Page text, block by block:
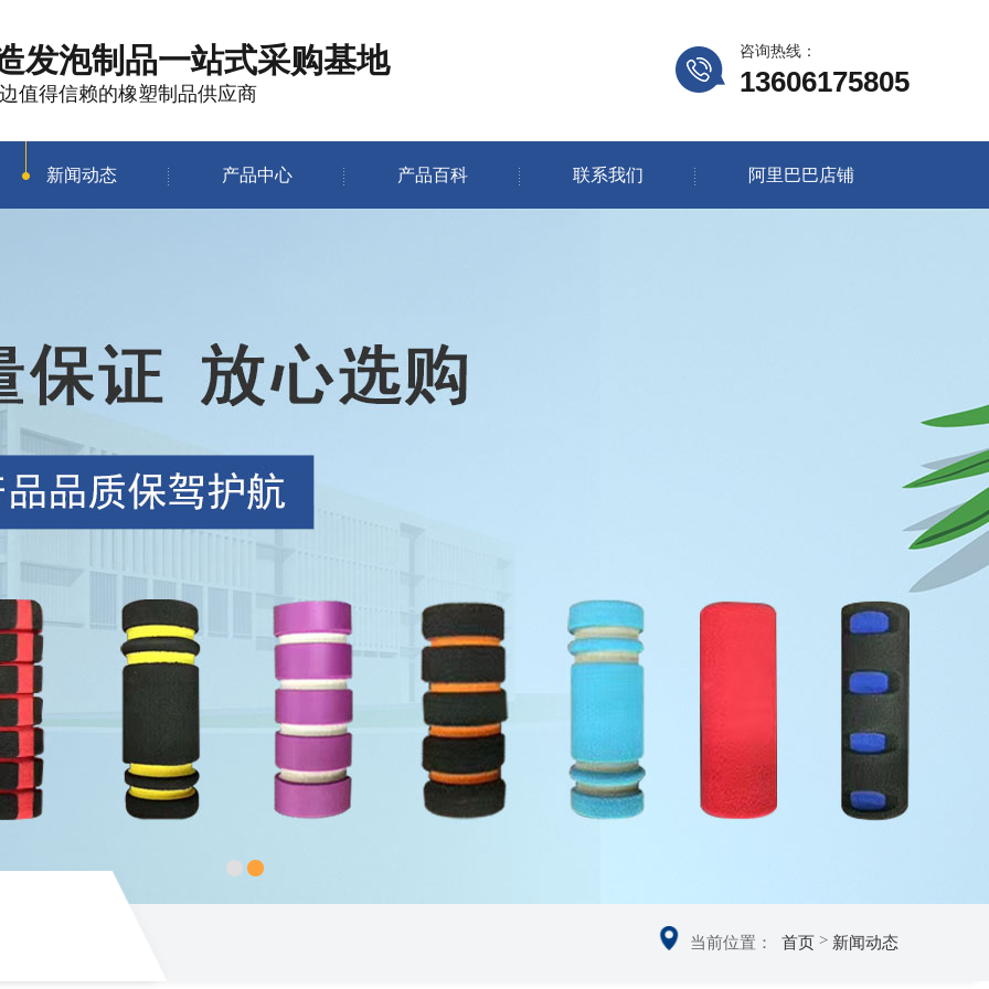
发泡制品一站式采购基地
值得信赖的橡塑制品供应商
咨询热线：
13606175805
新闻动态 产品中心 产品百科 联系我们 阿里巴巴店铺
当前位置： 首页 > 新闻动态